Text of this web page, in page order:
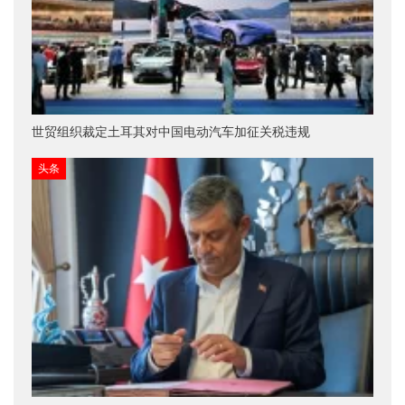
世贸组织裁定土耳其对中国电动汽车加征关税违规
头条